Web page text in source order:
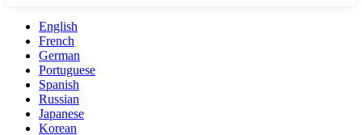
English
French
German
Portuguese
Spanish
Russian
Japanese
Korean